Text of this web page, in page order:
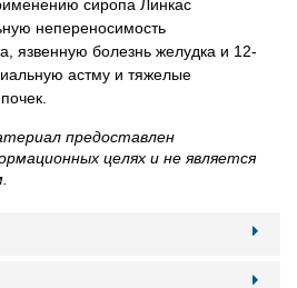
сиропа Линкас
непереносимость
язвенную болезнь желудка и 12-
астму и тяжелые
предоставлен
целях и не является